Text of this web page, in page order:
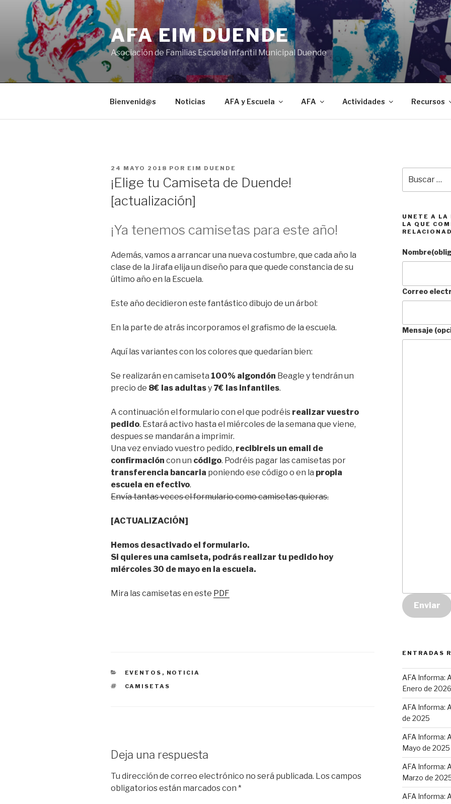
contenido
AFA EIM DUENDE
Asociación de Familias Escuela Infantil Municipal Duende
Bienvenid@s Noticias AFA y Escuela AFA Actividades Recursos
PUBLICADO
24 MAYO 2018 POR EIM DUENDE
¡Elige tu Camiseta de Duende!
[actualización]
¡Ya tenemos camisetas para este año!
Además, vamos a arrancar una nueva costumbre, que cada año la
clase de la Jirafa elija un diseño para que quede constancia de su
último año en la Escuela.
Este año decidieron este fantástico dibujo de un árbol:
En la parte de atrás incorporamos el grafismo de la escuela.
Aquí las variantes con los colores que quedarían bien:
Se realizarán en camiseta 100% algondón Beagle y tendrán un
precio de 8€ las adultasy 7€ las infantiles.
A continuación el formulario con el que podréis realizar vuestro
pedido. Estará activo hasta el miércoles de la semana que viene,
despues se mandarán a imprimir.
Una vez enviado vuestro pedido, recibireis un email de
confirmación con un código. Podréis pagar las camisetas por
transferencia bancaria poniendo ese código o en la propia
escuela en efectivo.
Envía tantas veces el formulario como camisetas quieras.
[ACTUALIZACIÓN]
Hemos desactivado el formulario.
Si quieres una camiseta, podrás realizar tu pedido hoy
miércoles 30 de mayo en la escuela.
Mira las camisetas en este PDF
CATEGORÍAS
EVENTOS , NOTICIA
ETIQUETAS
CAMISETAS
Deja una respuesta
Tu dirección de correo electrónico no será publicada. Los campos
obligatorios están marcados con *
por:
UNETE A LA
LA QUE
Nombre
Correo
Mensaje
Enviar
ENTRADAS
AFA Informa:
Enero de 2026
AFA Informa:
de 2025
AFA Informa:
Mayo de 2025
AFA Informa:
Marzo de
AFA Informa: